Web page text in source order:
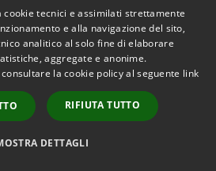
di Bitonto
cookie tecnici e assimilati strettamente
e alla navigazione del sito,
analitico al solo fine di elaborare
aggregate e anonime.
la cookie policy al seguente link
RIFIUTA TUTTO
DETTAGLI